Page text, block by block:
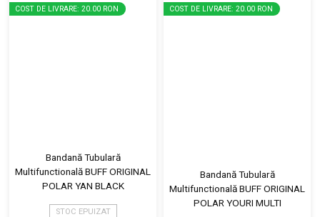
COST DE LIVRARE: 20.00 RON
Bandană Tubulară
Multifunctională BUFF ORIGINAL
POLAR YAN BLACK
STOC EPUIZAT
COST DE LIVRARE: 20.00 RON
Bandană Tubulară
Multifunctională BUFF ORIGINAL
POLAR YOURI MULTI